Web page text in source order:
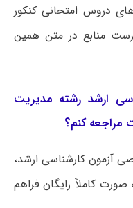
دروس امتحانی کنکور
منابع در متن همین
ارشد رشته مدیریت
مراجعه کنم؟
کارشناسی ارشد،
صورت کاملاً رایگان فراهم